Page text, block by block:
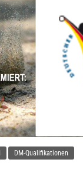
DM-Qualifikationen